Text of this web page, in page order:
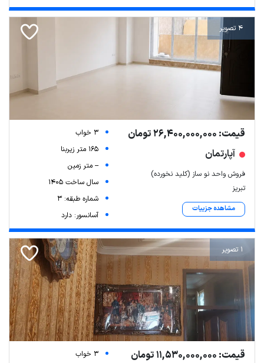
4 تصویر
قیمت: 26,400,000,000 تومان
آپارتمان
فروش واحد نو ساز (کلید نخورده)
تبریز
مشاهده جزییات
3 خواب
165 متر زیربنا
-- متر زمین
سال ساخت 1405
شماره طبقه: 3
آسانسور: دارد
1 تصویر
قیمت: 11,530,000,000 تومان
3 خواب